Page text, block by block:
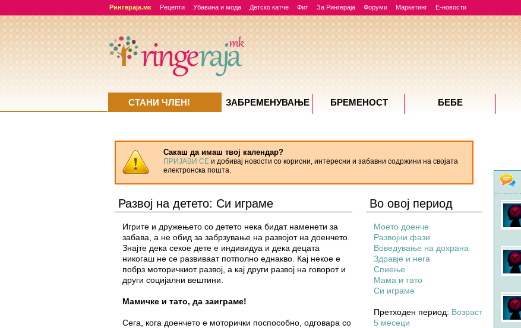
Рингераја.мк Рецепти Убавина и мода Детско катче Фит За Рингераја Форуми Маркетинг Е-новости
Сакаш да имаш твој календар?
ПРИЈАВИ СЕ и добивај новости со корисни, интересни и забавни содржини на својата
електронска пошта.
Развој на детето: Си играме
Игрите и дружењето со детето нека бидат наменети за
забава, а не обид за забрзување на развојот на доенчето.
Знајте дека секое дете е индивидуа и дека децата
никогаш не се развиваат потполно еднакво. Кај некое е
побрз моторичкиот развој, а кај други развој на говорот и
други социјални вештини.
Мамичке и тато, да заиграме!
Сега, кога доенчето е моторички поспособно, одговара со
Во овој период
Моето доенче
Развојни фази
Воведување на дохрана
Здравје и нега
Спиење
Мама и тато
Си играме
Претходен период: Возраст
5 месеци
СТАНИ ЧЛЕН! ЗАБРЕМЕНУВАЊE БРЕМЕНОСТ БЕБЕ